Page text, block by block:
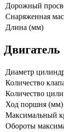
Дорожный
Снаряженная
Длина (мм)
Двигатель
Диаметр
Количество
Количество
Ход поршня (мм)
Максимальный
Обороты